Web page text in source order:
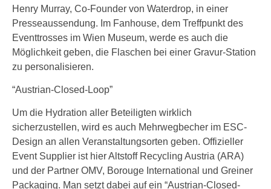
Henry Murray, Co-Founder von Waterdrop, in einer
Presseaussendung. Im Fanhouse, dem Treffpunkt des
Eventtrosses im Wien Museum, werde es auch die
Möglichkeit geben, die Flaschen bei einer Gravur-Station
zu personalisieren.
“Austrian-Closed-Loop”
Um die Hydration aller Beteiligten wirklich
sicherzustellen, wird es auch Mehrwegbecher im ESC-
Design an allen Veranstaltungsorten geben. Offizieller
Event Supplier ist hier Altstoff Recycling Austria (ARA)
und der Partner OMV, Borouge International und Greiner
Packaging. Man setzt dabei auf ein “Austrian-Closed-